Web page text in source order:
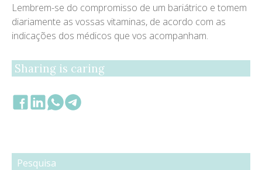
Lembrem-se do compromisso de um bariátrico e tomem
diariamente as vossas vitaminas, de acordo com as
indicações dos médicos que vos acompanham.
Sharing is caring
Pesquisa